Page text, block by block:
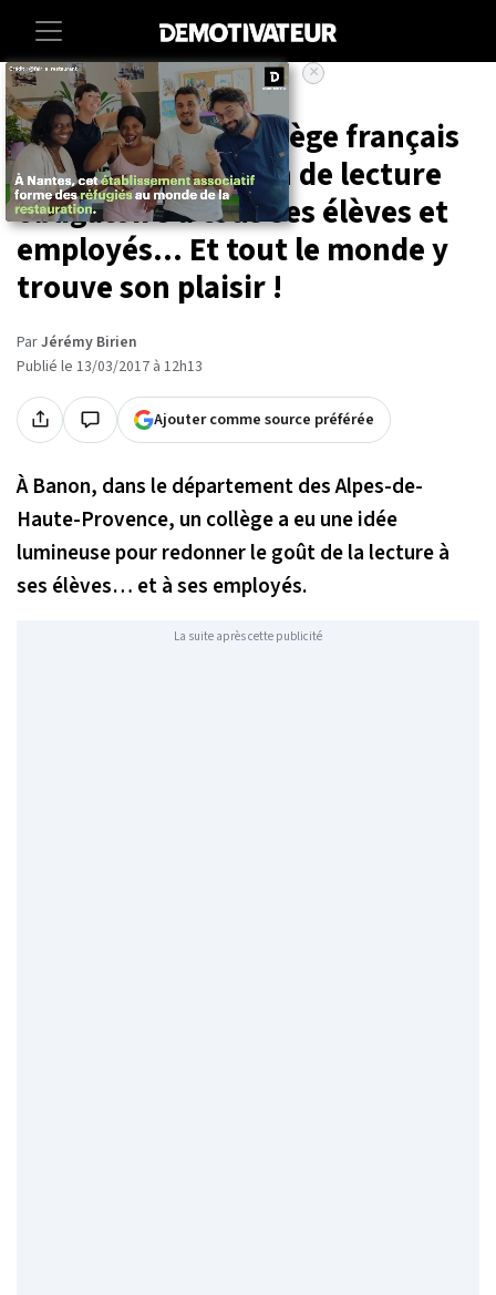
Accueil Societe
À vos livres ! Ce collège français
impose une session de lecture
obligatoire à tous ses élèves et
employés... Et tout le monde y
trouve son plaisir !
ParJérémy Birien
Publié le 13/03/2017 à 12h13
Ajouter comme source préférée
À Banon, dans le département des Alpes-de-
Haute-Provence, un collège a eu une idée
lumineuse pour redonner le goût de la lecture à
ses élèves… et à ses employés.
La suite après cette publicité
×